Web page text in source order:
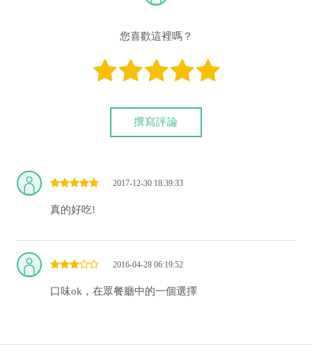
您喜歡這裡嗎？
撰寫評論
2017-12-30 18:39:33
真的好吃!
2016-04-28 06:19:52
口味ok，在眾餐廳中的一個選擇